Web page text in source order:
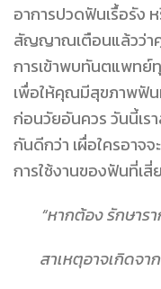
อาการปวดฟันเรื้อรัง
สัญญาณเตือนแล้วว่า
การเข้าพบทันตแพทย์
เพื่อให้คุณมีสุขภาพฟั
ก่อนวัยอันควร วันนี้เร
กันดีกว่า เผื่อใครอาจ
การใช้งานของฟันที่เ
“หากต้อง รักษาร
สาเหตุอาจเกิดจา